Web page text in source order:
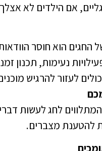
אם הילדים לא
החגים הוא חוסר
נעימות, תכנון
לעזור להרגיש
לחג לעשות
להטענת מצברים.